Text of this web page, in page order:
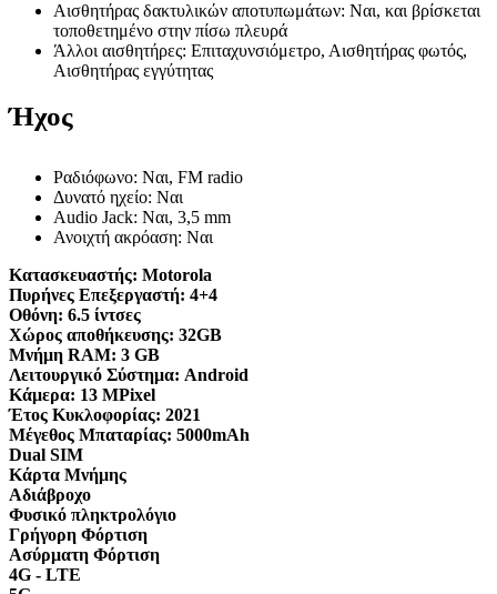
Αισθητήρας δακτυλικών αποτυπωμάτων: Ναι, και βρίσκεται
τοποθετημένο στην πίσω πλευρά
Άλλοι αισθητήρες: Επιταχυνσιόμετρο, Αισθητήρας φωτός,
Αισθητήρας εγγύτητας
Ήχος
Ραδιόφωνο: Ναι, FM radio
Δυνατό ηχείο: Ναι
Audio Jack: Ναι, 3,5 mm
Ανοιχτή ακρόαση: Ναι
Κατασκευαστής: Motorola
Πυρήνες Επεξεργαστή: 4+4
Οθόνη: 6.5 ίντσες
Χώρος αποθήκευσης: 32GB
Μνήμη RAM: 3 GB
Λειτουργικό Σύστημα: Android
Κάμερα: 13 MPixel
Έτος Κυκλοφορίας: 2021
Μέγεθος Μπαταρίας: 5000mAh
Dual SIM
Κάρτα Μνήμης
Αδιάβροχο
Φυσικό πληκτρολόγιο
Γρήγορη Φόρτιση
Ασύρματη Φόρτιση
4G - LTE